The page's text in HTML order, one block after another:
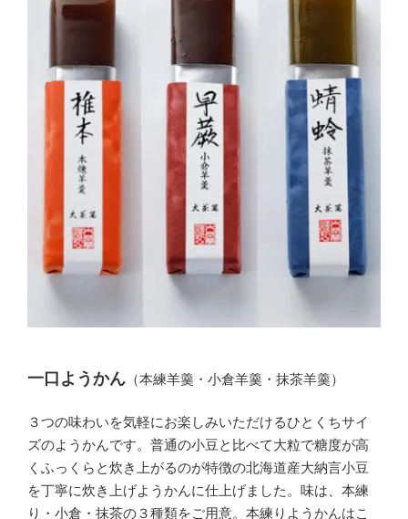
一口ようかん（本練羊羹・小倉羊羹・抹茶羊羹）
３つの味わいを気軽にお楽しみいただけるひとくちサイ
ズのようかんです。普通の小豆と比べて大粒で糖度が高
くふっくらと炊き上がるのが特徴の北海道産大納言小豆
を丁寧に炊き上げようかんに仕上げました。味は、本練
り・小倉・抹茶の３種類をご用意。本練りようかんはこ